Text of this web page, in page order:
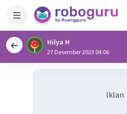
Hilya H
27 Desember 2023 04:06
Iklan